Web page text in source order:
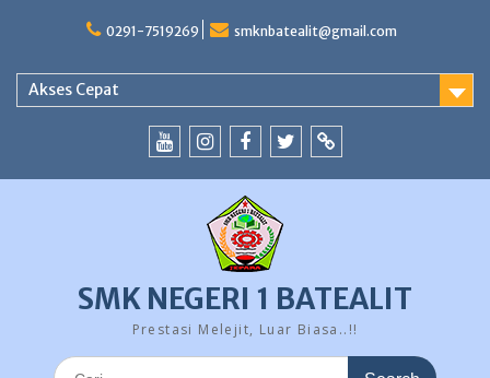
0291-7519269 smknbatealit@gmail.com
Akses Cepat
SMK NEGERI 1 BATEALIT
Prestasi Melejit, Luar Biasa..!!
Search